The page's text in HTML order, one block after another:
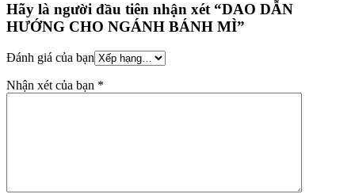
Hãy là người đầu tiên nhận xét “DAO DẪN
HƯỚNG CHO NGÁNH BÁNH MÌ”
Đánh giá của bạn
Nhận xét của bạn *